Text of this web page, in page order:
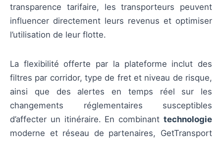
transparence tarifaire, les transporteurs peuvent
influencer directement leurs revenus et optimiser
l’utilisation de leur flotte.
La flexibilité offerte par la plateforme inclut des
filtres par corridor, type de fret et niveau de risque,
ainsi que des alertes en temps réel sur les
changements réglementaires susceptibles
d’affecter un itinéraire. En combinant technologie
moderne et réseau de partenaires, GetTransport